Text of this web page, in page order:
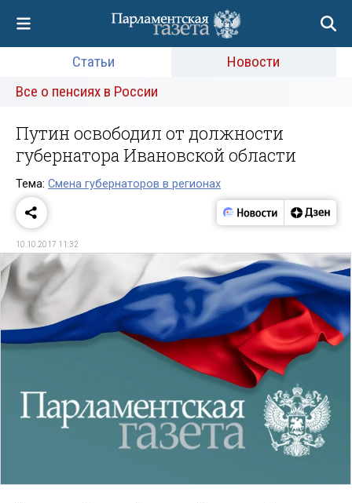
Статьи
Новости
Все о пенсиях в России
Путин освободил от должности
губернатора Ивановской области
Тема: Смена губернаторов в регионах
10.10.2017 11:32